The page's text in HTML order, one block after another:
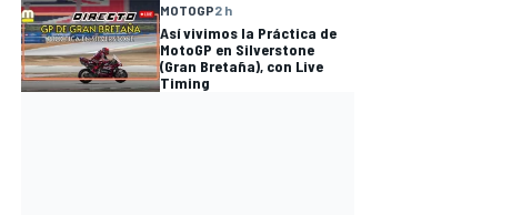
MOTOGP2 h
Así vivimos la Práctica de
MotoGP en Silverstone
(Gran Bretaña), con Live
Timing